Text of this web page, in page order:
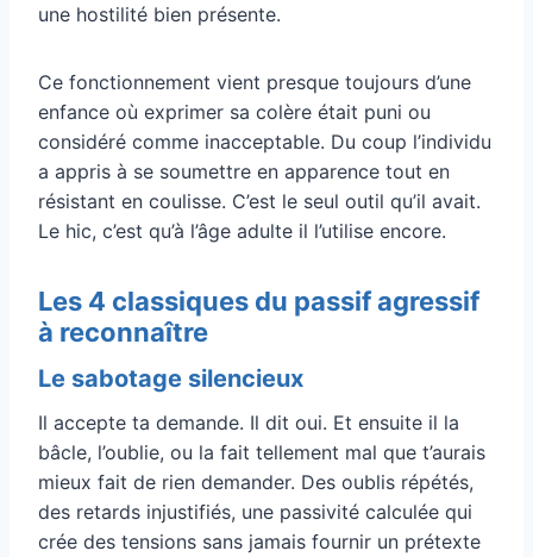
une hostilité bien présente.
Ce fonctionnement vient presque toujours d’une
enfance où exprimer sa colère était puni ou
considéré comme inacceptable. Du coup l’individu
a appris à se soumettre en apparence tout en
résistant en coulisse. C’est le seul outil qu’il avait.
Le hic, c’est qu’à l’âge adulte il l’utilise encore.
Les 4 classiques du passif agressif
à reconnaître
Le sabotage silencieux
Il accepte ta demande. Il dit oui. Et ensuite il la
bâcle, l’oublie, ou la fait tellement mal que t’aurais
mieux fait de rien demander. Des oublis répétés,
des retards injustifiés, une passivité calculée qui
crée des tensions sans jamais fournir un prétexte